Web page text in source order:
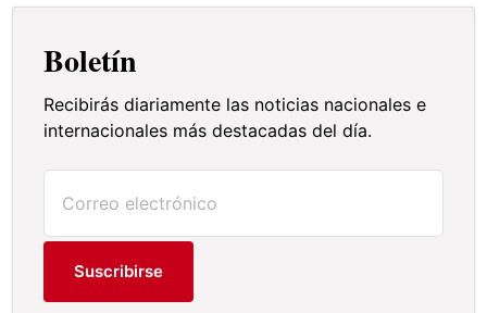
Boletín
Recibirás diariamente las noticias nacionales e
internacionales más destacadas del día.
Suscribirse